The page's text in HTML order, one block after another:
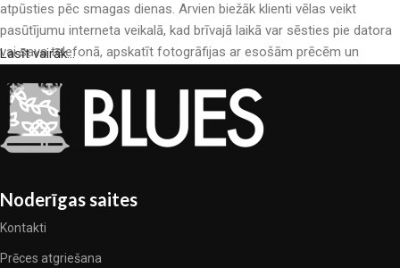
atpūsties pēc smagas dienas. Arvien biežāk klienti vēlas veikt
pasūtījumu interneta veikalā, kad brīvajā laikā var sēsties pie datora
vai sava telefonā, apskatīt fotogrāfijas ar esošām prēcēm un
veļas katalogs: pieejamas gan kokvilnas, gan kokvilna satīna gultas
veļas.
Gultas veļas ražošana ir moderns mākslas veids
Gultas veļas ražotāji, kā arī citu tekstila preču ražotāji ir pilni ar
standarta sērijveida produktiem, gan unikāliem darinājumiem –
dizainieriskām prēcem, kuras novērtēs īsti skaistuma pazinēji. Mēs
Lasīt vairāk...
Noderīgas saites
Kontakti
Prēces atgriešana